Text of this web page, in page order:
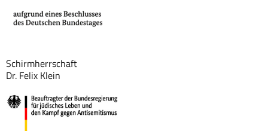
Schirmherrschaft
Dr. Felix Klein